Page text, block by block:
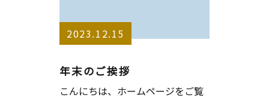
2023.12.15
年末のご挨拶
こんにちは、ホームページをご覧